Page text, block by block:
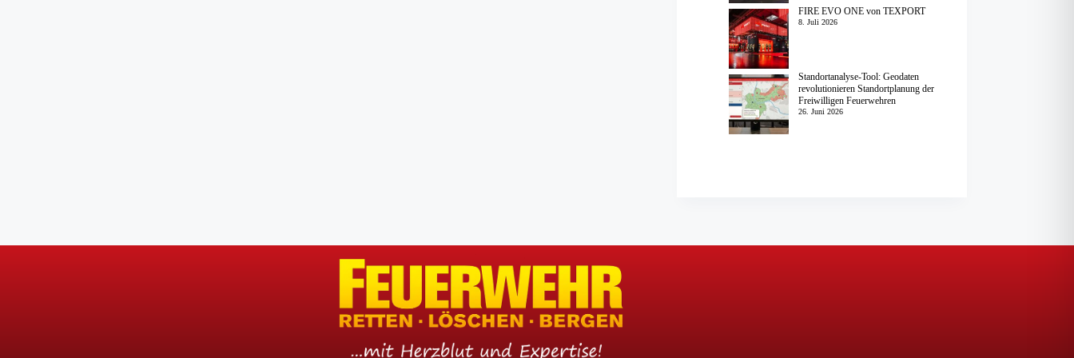
FIRE EVO ONE von TEXPORT
8. Juli 2026
Standortanalyse-Tool: Geodaten
revolutionieren Standortplanung der
Freiwilligen Feuerwehren
26. Juni 2026